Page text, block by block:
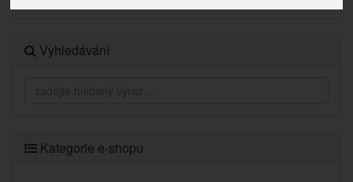
Vyhledávání
Kategorie e-shopu